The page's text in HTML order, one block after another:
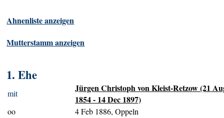
Ahnenliste anzeigen
Mutterstamm anzeigen
1. Ehe
mit
Jürgen Christoph von Kleist-Retzow (21
1854 - 14 Dec 1897)
oo 4 Feb 1886, Oppeln